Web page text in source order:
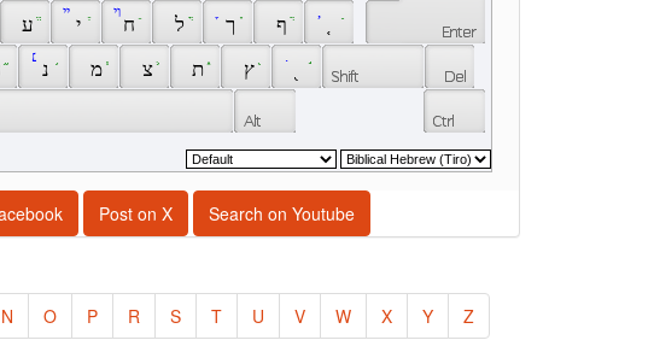
ע
ײ
ח
ױ
ל ף
,
ה
׆
מ צ ת ץ
.
Post on X Search on Youtube
N O P R S T U V W X Y Z